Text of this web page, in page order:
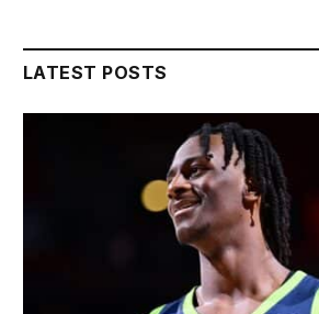
LATEST POSTS